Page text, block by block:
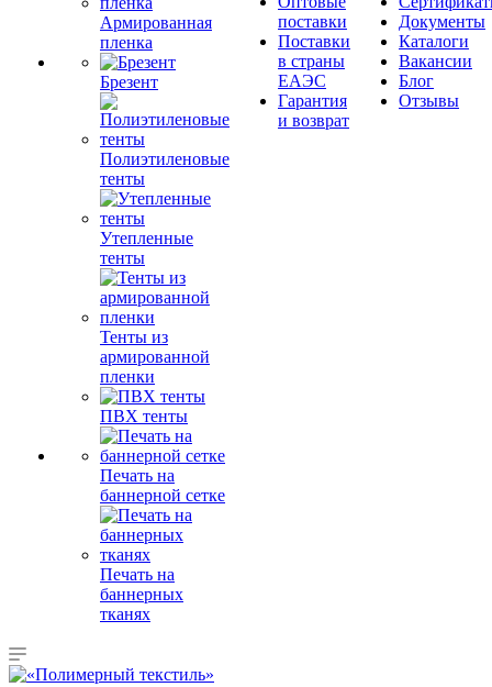
Армированная
пленка
Брезент
Полиэтиленовые
тенты
Утепленные
тенты
Тенты из
армированной
пленки
ПВХ тенты
Печать на
баннерной сетке
Печать на
баннерных
тканях
поставки
Поставки
в страны
ЕАЭС
Гарантия
и возврат
Документы
Каталоги
Вакансии
Блог
Отзывы